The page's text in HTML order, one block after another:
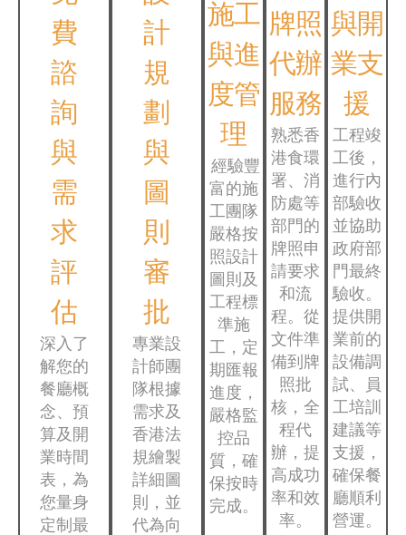
費
諮
詢
與
需
求
評
估
深入了
解您的
餐廳概
念、預
算及開
業時間
表，為
您量身
定制最
計
規
劃
與
圖
則
審
批
專業設
計師團
隊根據
需求及
香港法
規繪製
詳細圖
則，並
代為向
施工
與進
度管
理
經驗豐
富的施
工團隊
嚴格按
照設計
圖則及
工程標
準施
工，定
期匯報
進度，
嚴格監
控品
質，確
保按時
完成。
牌照
代辦
服務
熟悉香
港食環
署、消
防處等
部門的
牌照申
請要求
和流
程。從
文件準
備到牌
照批
核，全
程代
辦，提
高成功
率和效
率。
與開
業支
援
工程竣
工後，
進行內
部驗收
並協助
政府部
門最終
驗收。
提供開
業前的
設備調
試、員
工培訓
建議等
支援，
確保餐
廳順利
營運。